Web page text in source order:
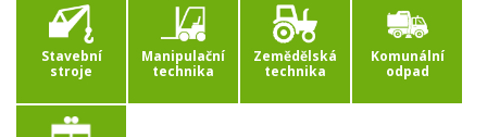
Stavební
stroje
Manipulační
technika
Zemědělská
technika
Komunální
odpad